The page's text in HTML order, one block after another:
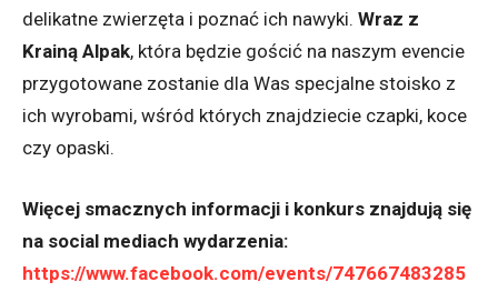
delikatne zwierzęta i poznać ich nawyki. Wraz z
Krainą Alpak, która będzie gościć na naszym evencie
przygotowane zostanie dla Was specjalne stoisko z
ich wyrobami, wśród których znajdziecie czapki, koce
czy opaski.
Więcej smacznych informacji i konkurs znajdują się
na social mediach wydarzenia:
https://www.facebook.com/events/747667483285